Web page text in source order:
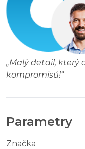
„Malý detail, který
kompromisů!“
Parametry
Značka